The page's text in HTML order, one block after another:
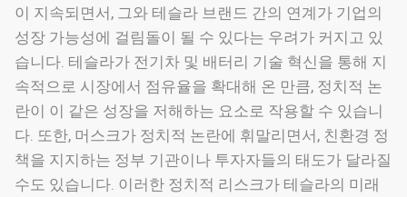
이 지속되면서, 그와 테슬라 브랜드 간의 연계가 기업의
성장 가능성에 걸림돌이 될 수 있다는 우려가 커지고 있
습니다. 테슬라가 전기차 및 배터리 기술 혁신을 통해 지
속적으로 시장에서 점유율을 확대해 온 만큼, 정치적 논
란이 이 같은 성장을 저해하는 요소로 작용할 수 있습니
다. 또한, 머스크가 정치적 논란에 휘말리면서, 친환경 정
책을 지지하는 정부 기관이나 투자자들의 태도가 달라질
수도 있습니다. 이러한 정치적 리스크가 테슬라의 미래